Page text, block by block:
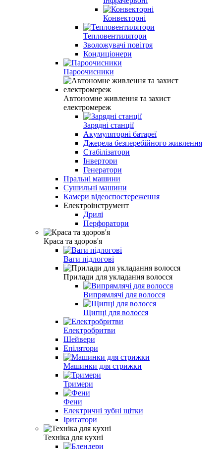
Конвекторні
Тепловентилятори
Зволожувачі повітря
Кондиціонери
Пароочисники
Автономне живлення та захист
електромереж
Зарядні станції
Акумуляторні батареї
Джерела безперебійного живлення
Стабілізатори
Інвертори
Генератори
Пральні машини
Сушильні машини
Камери відеоспостереження
Електроінструмент
Дрилі
Перфоратори
Краса та здоров'я
Ваги підлогові
Прилади для укладання волосся
Випрямлячі для волосся
Щипці для волосся
Електробритви
Шейвери
Епілятори
Машинки для стрижки
Тримери
Фени
Електричні зубні щітки
Іригатори
Техніка для кухні